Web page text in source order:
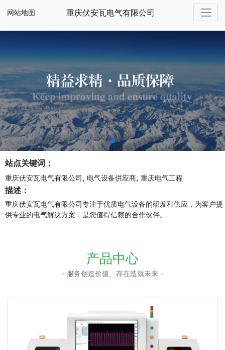
网站地图 重庆伏安瓦电气有限公司
站点关键词：
重庆伏安瓦电气有限公司, 电气设备供应商, 重庆电气工程
描述：
重庆伏安瓦电气有限公司专注于优质电气设备的研发和供应，为客户提
供专业的电气解决方案，是您值得信赖的合作伙伴。
产品中心
- 服务创造价值、存在造就未来 -